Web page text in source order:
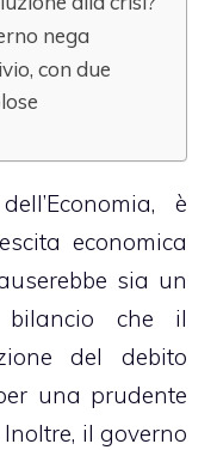
nega
con due
è
economica
sia un
che il
del debito
una prudente
il governo